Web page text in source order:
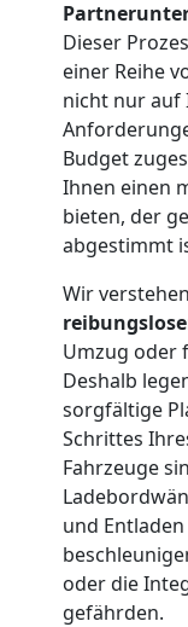
Dieser
einer Reihe
nicht nur auf
Budget
Ihnen einen
bieten, der
abgestimmt
Wir
Umzug oder
Deshalb
sorgfältige
Schrittes
Fahrzeuge
und
oder die
gefährden.
Traun
Umzug
und
Traun
Full-
Service-
Umzug
Traun